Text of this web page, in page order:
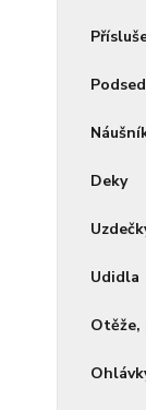
Deky
Udidla
Otěže,